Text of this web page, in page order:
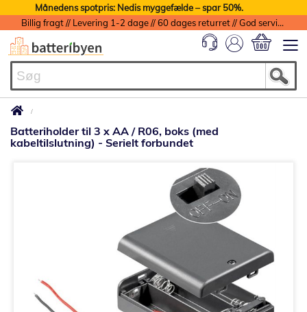
Månedens spotpris: Nedis myggefælde – spar 50%.
Billig fragt // Levering 1-2 dage // 60 dages returret // God service med garanti
Batteriholder til 3 x AA / R06, boks (med
kabeltilslutning) - Serielt forbundet